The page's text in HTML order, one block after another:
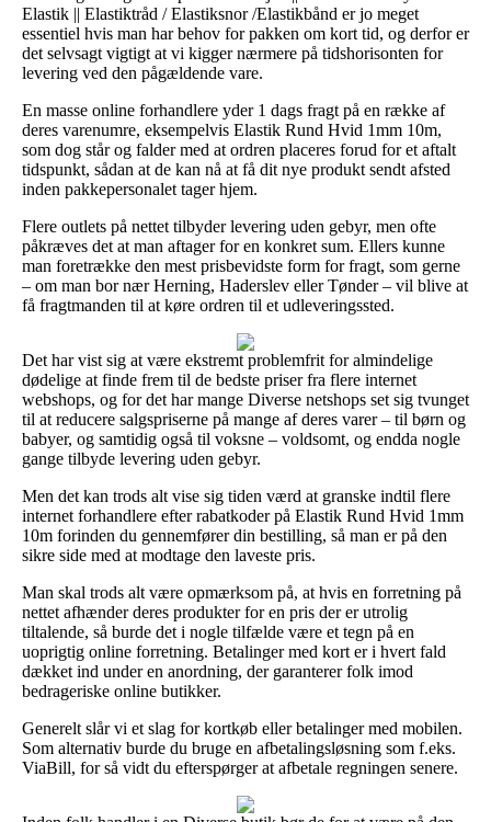
Elastik || Elastiktråd / Elastiksnor /Elastikbånd er jo meget
essentiel hvis man har behov for pakken om kort tid, og derfor er
det selvsagt vigtigt at vi kigger nærmere på tidshorisonten for
levering ved den pågældende vare.
En masse online forhandlere yder 1 dags fragt på en række af
deres varenumre, eksempelvis Elastik Rund Hvid 1mm 10m,
som dog står og falder med at ordren placeres forud for et aftalt
tidspunkt, sådan at de kan nå at få dit nye produkt sendt afsted
inden pakkepersonalet tager hjem.
Flere outlets på nettet tilbyder levering uden gebyr, men ofte
påkræves det at man aftager for en konkret sum. Ellers kunne
man foretrække den mest prisbevidste form for fragt, som gerne
– om man bor nær Herning, Haderslev eller Tønder – vil blive at
få fragtmanden til at køre ordren til et udleveringssted.
Det har vist sig at være ekstremt problemfrit for almindelige
dødelige at finde frem til de bedste priser fra flere internet
webshops, og for det har mange Diverse netshops set sig tvunget
til at reducere salgspriserne på mange af deres varer – til børn og
babyer, og samtidig også til voksne – voldsomt, og endda nogle
gange tilbyde levering uden gebyr.
Men det kan trods alt vise sig tiden værd at granske indtil flere
internet forhandlere efter rabatkoder på Elastik Rund Hvid 1mm
10m forinden du gennemfører din bestilling, så man er på den
sikre side med at modtage den laveste pris.
Man skal trods alt være opmærksom på, at hvis en forretning på
nettet afhænder deres produkter for en pris der er utrolig
tiltalende, så burde det i nogle tilfælde være et tegn på en
uoprigtig online forretning. Betalinger med kort er i hvert fald
dækket ind under en anordning, der garanterer folk imod
bedrageriske online butikker.
Generelt slår vi et slag for kortkøb eller betalinger med mobilen.
Som alternativ burde du bruge en afbetalingsløsning som f.eks.
ViaBill, for så vidt du efterspørger at afbetale regningen senere.